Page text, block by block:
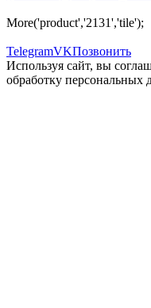
More('product','2131','tile');
TelegramVKПозвонить
Используя сайт, вы
обработку персональных